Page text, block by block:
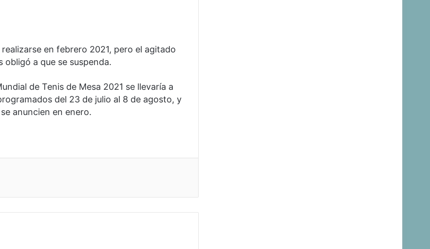
en febrero 2021, pero el agitado
obligó a que se suspenda.
de Tenis de Mesa 2021 se llevaría a
del 23 de julio al 8 de agosto, y
anuncien en enero.